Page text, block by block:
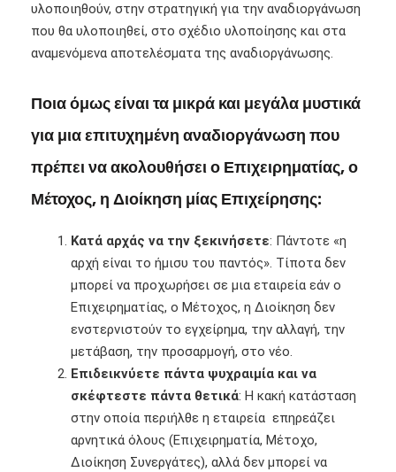
υλοποιηθούν, στην στρατηγική για την αναδιοργάνωση
που θα υλοποιηθεί, στο σχέδιο υλοποίησης και στα
αναμενόμενα αποτελέσματα της αναδιοργάνωσης.
Ποια όμως είναι τα μικρά και μεγάλα μυστικά
για μια επιτυχημένη αναδιοργάνωση που
πρέπει να ακολουθήσει ο Επιχειρηματίας, ο
Μέτοχος, η Διοίκηση μίας Επιχείρησης:
Κατά αρχάς να την ξεκινήσετε: Πάντοτε «η
αρχή είναι το ήμισυ του παντός». Τίποτα δεν
μπορεί να προχωρήσει σε μια εταιρεία εάν ο
Επιχειρηματίας, ο Μέτοχος, η Διοίκηση δεν
ενστερνιστούν το εγχείρημα, την αλλαγή, την
μετάβαση, την προσαρμογή, στο νέο.
Επιδεικνύετε πάντα ψυχραιμία και να
σκέφτεστε πάντα θετικά: Η κακή κατάσταση
στην οποία περιήλθε η εταιρεία επηρεάζει
αρνητικά όλους (Επιχειρηματία, Μέτοχο,
Διοίκηση Συνεργάτες), αλλά δεν μπορεί να